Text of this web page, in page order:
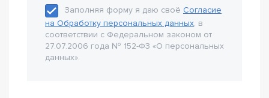
Заполняя форму я даю своё Согласие
на Обработку персональных данных, в
соответствии с Федеральном законом от
27.07.2006 года № 152-Ф3 «О персональных
данных».